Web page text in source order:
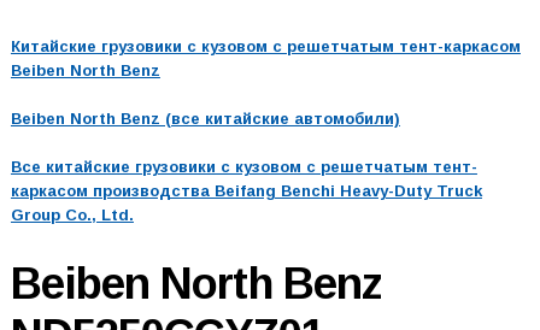
Китайские грузовики с кузовом с решетчатым тент-каркасом
Beiben North Benz
Beiben North Benz (все китайские автомобили)
Все китайские грузовики с кузовом с решетчатым тент-
каркасом производства Beifang Benchi Heavy-Duty Truck
Group Co., Ltd.
Beiben North Benz